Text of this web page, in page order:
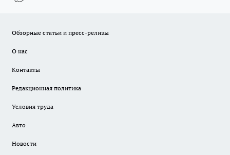
Обзорные статьи и пресс-релизы
О нас
Контакты
Редакционная политика
Условия труда
Авто
Новости